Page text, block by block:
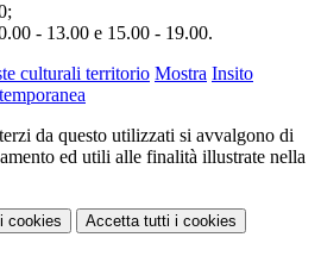
- 13.00 e 15.00 - 19.00.
culturali territorio Mostra Insito
da questo utilizzati si avvalgono di
ed utili alle finalità illustrate nella
i cookies Accetta tutti i cookies